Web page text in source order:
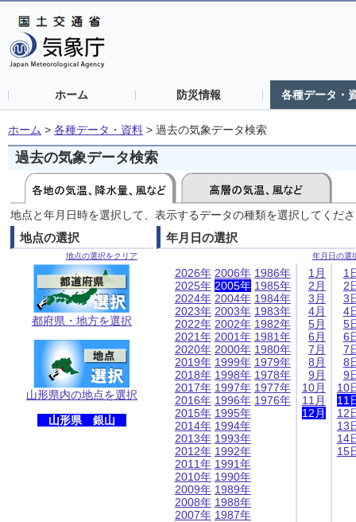
ホーム 防災情報 各種データ・
ホーム > 各種データ・資料 > 過去の気象データ検索
過去の気象データ検索
地点と年月日時を選択して、表示するデータの種類を選択してくだ
地点の選択
地点の選択をクリア
都府県・地方を選択
山形県内の地点を選択
山形県 銀山
年月日の選択
年月日の選
2026年
2025年
2024年
2023年
2022年
2021年
2020年
2019年
2018年
2017年
2016年
2015年
2014年
2013年
2012年
2011年
2010年
2009年
2008年
2007年
2006年
2005年
2004年
2003年
2002年
2001年
2000年
1999年
1998年
1997年
1996年
1995年
1994年
1993年
1992年
1991年
1990年
1989年
1988年
1987年
1986年
1985年
1984年
1983年
1982年
1981年
1980年
1979年
1978年
1977年
1976年
1月
2月
3月
4月
5月
6月
7月
8月
9月
10月
11月
12月
1
2
3
4
5
6
7
8
9
10
11
12
13
14
15